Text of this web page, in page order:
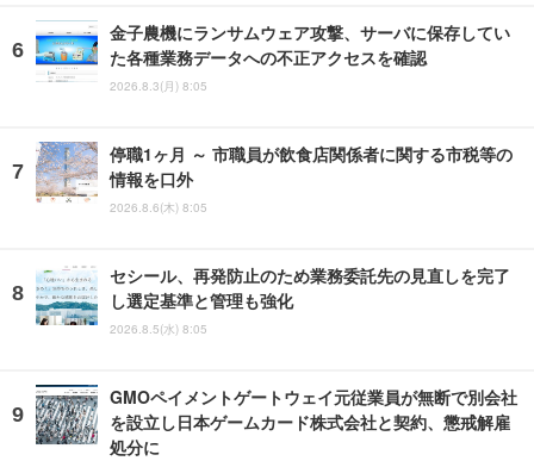
金子農機にランサムウェア攻撃、サーバに保存してい
た各種業務データへの不正アクセスを確認
2026.8.3(月) 8:05
停職1ヶ月 ～ 市職員が飲食店関係者に関する市税等の
情報を口外
2026.8.6(木) 8:05
セシール、再発防止のため業務委託先の見直しを完了
し選定基準と管理も強化
2026.8.5(水) 8:05
GMOペイメントゲートウェイ元従業員が無断で別会社
を設立し日本ゲームカード株式会社と契約、懲戒解雇
処分に